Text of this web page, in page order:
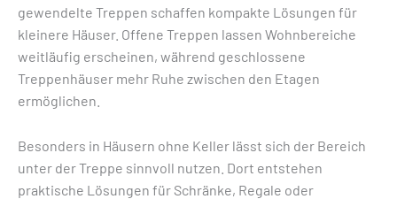
gewendelte Treppen schaffen kompakte Lösungen für
kleinere Häuser. Offene Treppen lassen Wohnbereiche
weitläufig erscheinen, während geschlossene
Treppenhäuser mehr Ruhe zwischen den Etagen
ermöglichen.
Besonders in Häusern ohne Keller lässt sich der Bereich
unter der Treppe sinnvoll nutzen. Dort entstehen
praktische Lösungen für Schränke, Regale oder